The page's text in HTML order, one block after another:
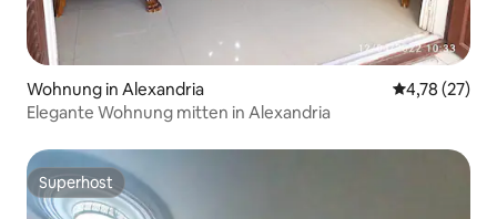
Wohnung in Alexandria
4,78 (27)
Elegante Wohnung mitten in Alexandria
Superhost
Superhost